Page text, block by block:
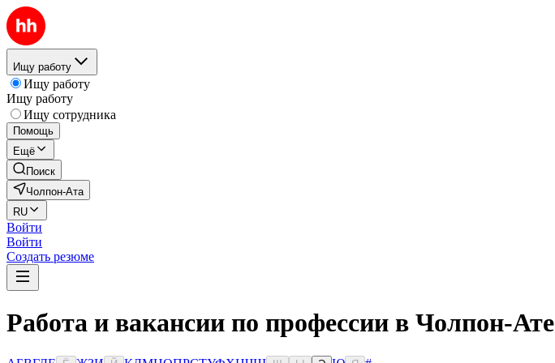
Ищу работу
Ищу работу
Ищу работу
Ищу сотрудника
Помощь
Ещё
Поиск
Чолпон-Ата
RU
Войти
Войти
Создать резюме
Работа и вакансии по профессии в Чолпон-Ате